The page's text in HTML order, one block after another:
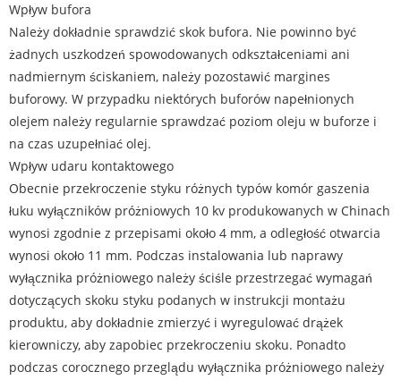
Wpływ bufora
Należy dokładnie sprawdzić skok bufora. Nie powinno być
żadnych uszkodzeń spowodowanych odkształceniami ani
nadmiernym ściskaniem, należy pozostawić margines
buforowy. W przypadku niektórych buforów napełnionych
olejem należy regularnie sprawdzać poziom oleju w buforze i
na czas uzupełniać olej.
Wpływ udaru kontaktowego
Obecnie przekroczenie styku różnych typów komór gaszenia
łuku wyłączników próżniowych 10 kv produkowanych w Chinach
wynosi zgodnie z przepisami około 4 mm, a odległość otwarcia
wynosi około 11 mm. Podczas instalowania lub naprawy
wyłącznika próżniowego należy ściśle przestrzegać wymagań
dotyczących skoku styku podanych w instrukcji montażu
produktu, aby dokładnie zmierzyć i wyregulować drążek
kierowniczy, aby zapobiec przekroczeniu skoku. Ponadto
podczas corocznego przeglądu wyłącznika próżniowego należy